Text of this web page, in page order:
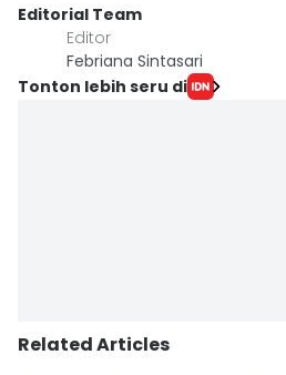
Editorial Team
Editor
Febriana Sintasari
Tonton lebih seru di
Related Articles